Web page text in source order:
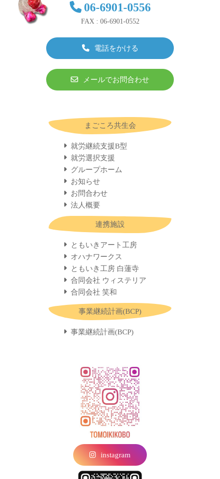
06-6901-0556
FAX : 06-6901-0552
電話をかける
メールでお問合わせ
まごころ共生会
就労継続支援B型
就労選択支援
グループホーム
お知らせ
お問合わせ
法人概要
連携施設
ともいきアート工房
オハナワークス
ともいき工房 白蓮寺
合同会社 ウィステリア
合同会社 笑和
事業継続計画(BCP)
事業継続計画(BCP)
instagram